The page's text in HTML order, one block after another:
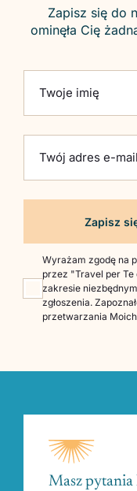
Zapisz się do
ominęła Cię
Twoje imię
Twój adres e-mail
Wyrażam zgodę na
przez "Travel per
zakresie
zgłoszenia.
przetwarzania
Masz pytania